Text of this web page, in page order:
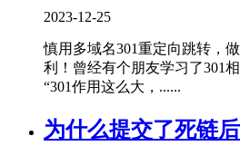
2023-12-25
慎用多域名301重定向跳转，
利！曾经有个朋友学习了301
“301作用这么大，......
为什么提交了死链